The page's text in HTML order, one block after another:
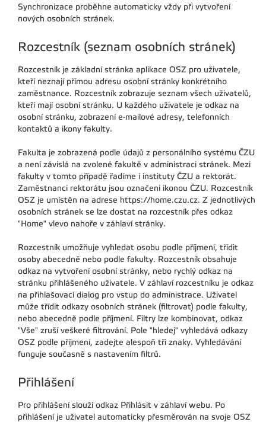
Synchronizace proběhne automaticky vždy při vytvoření
nových osobních stránek.
Rozcestník (seznam osobních stránek)
Rozcestník je základní stránka aplikace OSZ pro uživatele,
kteří neznají přímou adresu osobní stránky konkrétního
zaměstnance. Rozcestník zobrazuje seznam všech uživatelů,
kteří mají osobní stránku. U každého uživatele je odkaz na
osobní stránku, zobrazení e-mailové adresy, telefonních
kontaktů a ikony fakulty.
Fakulta je zobrazená podle údajů z personálního systému ČZU
a není závislá na zvolené fakultě v administraci stránek. Mezi
fakulty v tomto případě řadíme i instituty ČZU a rektorát.
Zaměstnanci rektorátu jsou označeni ikonou ČZU. Rozcestník
OSZ je umístěn na adrese https://home.czu.cz. Z jednotlivých
osobních stránek se lze dostat na rozcestník přes odkaz
"Home" vlevo nahoře v záhlaví stránky.
Rozcestník umožňuje vyhledat osobu podle příjmení, třídit
osoby abecedně nebo podle fakulty. Rozcestník obsahuje
odkaz na vytvoření osobní stránky, nebo rychlý odkaz na
stránku přihlášeného uživatele. V záhlaví rozcestníku je odkaz
na přihlašovací dialog pro vstup do administrace. Uživatel
může třídit odkazy osobních stránek (filtrovat) podle fakulty,
nebo abecedně podle příjmení. Filtry lze kombinovat, odkaz
"Vše" zruší veškeré filtrování. Pole "hledej" vyhledává odkazy
OSZ podle příjmení, zadejte alespoň tři znaky. Vyhledávání
funguje současně s nastavením filtrů.
Přihlášení
Pro přihlášení slouží odkaz Přihlásit v záhlaví webu. Po
přihlášení je uživatel automaticky přesměrován na svoje OSZ